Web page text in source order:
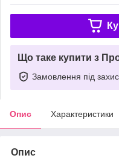
Що таке купити з
Замовлення під
Опис Характеристики
Опис